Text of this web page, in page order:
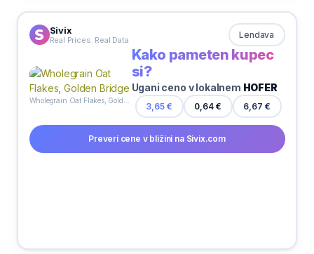
Sivix
Real Prices. Real Data Lendava
Kako pameten kupec
si?
Ugani ceno v lokalnem HOFER
3,65 € 0,64 € 6,67 €
Preveri cene v bližini na Sivix.com